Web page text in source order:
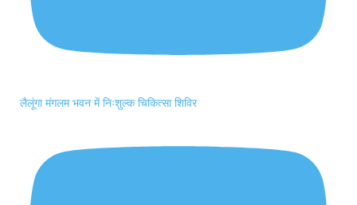
लैलूंगा मंगलम भवन में निःशुल्क चिकित्सा शिविर